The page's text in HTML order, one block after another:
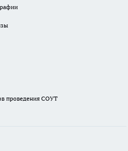
проведения СОУТ